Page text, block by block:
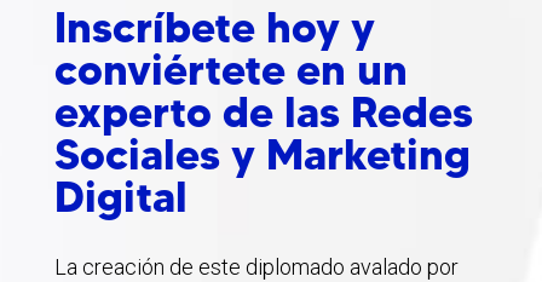
Inscríbete hoy y
conviértete en un
experto de las Redes
Sociales y Marketing
Digital
La creación de este diplomado avalado por